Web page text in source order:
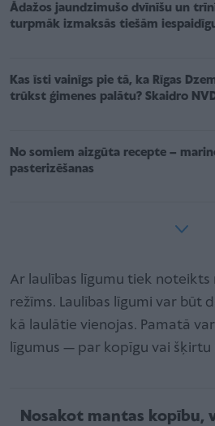
Ādažos jaundzimušo dvīnīšu un
turpmāk izmaksās tiešām
Kas īsti vainīgs pie tā, ka Rīgas
trūkst ģimenes palātu? Skaidro
No somiem aizgūta recepte –
pasterizēšanas
Ar laulības līgumu tiek
režīms. Laulības līgumi var būt
kā laulātie vieno­jas. Pamatā
līgumus — par kopīgu vai šķirtu
Nosakot mantas kopību,